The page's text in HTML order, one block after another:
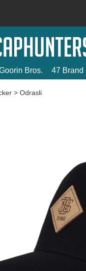
Bros. 47 Brand
> Odrasli